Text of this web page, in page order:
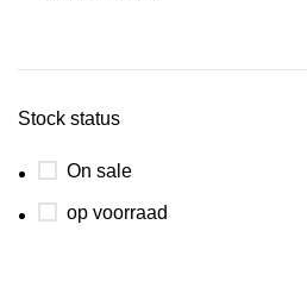
Stock status
On sale
op voorraad